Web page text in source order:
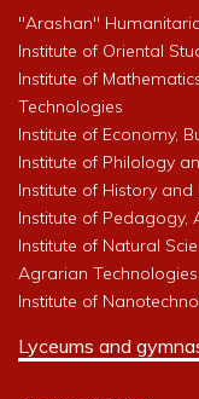
"Arashan"
Institute of Oriental
Institute of
Technologies
Institute of Economy,
Institute of Philology
Institute of History and
Institute of Pedagogy,
Institute of Natural
Agrarian Technologies
Institute of
Lyceums and